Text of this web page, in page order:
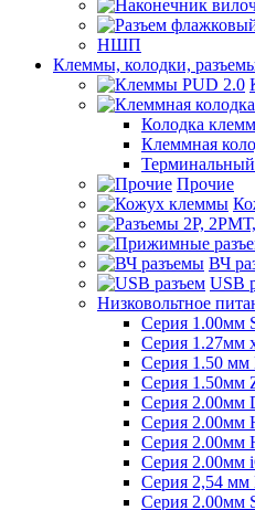
НШП
Клеммы, колодки,
Колодка
Клеммная
Прочие
ВЧ
USB
Низковольтное
Серия 1.00мм
Серия 1.27мм
Серия 1.50 мм
Серия 1.50мм
Серия 2.00мм
Серия 2.00мм
Серия 2.00мм
Серия 2.00мм
Серия 2,54
Серия 2.00мм